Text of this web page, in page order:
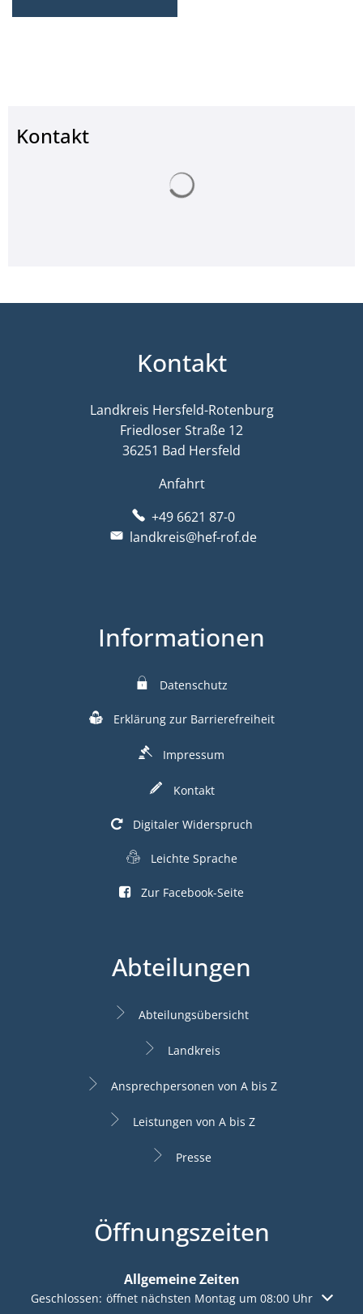
Kontakt
Kontakt
Landkreis Hersfeld-Rotenburg
Friedloser Straße 12
36251 Bad Hersfeld
Anfahrt
+49 6621 87-0
landkreis@hef-rof.de
Informationen
Datenschutz
Erklärung zur Barrierefreiheit
Impressum
Kontakt
Digitaler Widerspruch
Leichte Sprache
Zur Facebook-Seite
Abteilungen
Abteilungsübersicht
Landkreis
Ansprechpersonen von A bis Z
Leistungen von A bis Z
Presse
Öffnungszeiten
Allgemeine Zeiten
Klicken, um weitere Öffnungs- oder Schließzeiten
Geschlossen: öffnet nächsten Montag um 08:00 Uhr